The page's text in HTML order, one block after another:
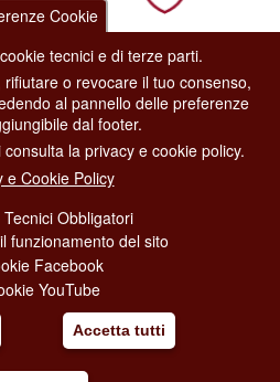
Sport, Turismo e Moda.
TEL. 06 06 08
REDAZIONE
MEDIA POLICY
Cookie
tecnici e di terze parti.
o revocare il tuo consenso,
al pannello delle preferenze
dal footer.
la privacy e cookie policy.
e Cookie Policy
Obbligatori
funzionamento del sito
Facebook
YouTube
Accetta tutti